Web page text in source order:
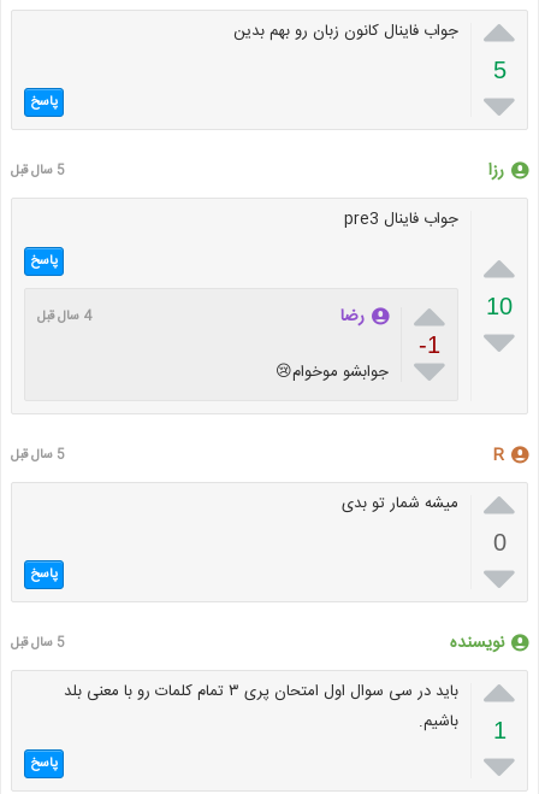

5

جواب فاینال کانون زبان رو بهم بدین
پاسخ
رزا 5 سال قبل

10

جواب فاینال pre3
پاسخ

-1

رضا 4 سال قبل
جوابشو موخوام😢
R 5 سال قبل

0

میشه شمار تو بدی
پاسخ
نویسنده 5 سال قبل

1

باید در سی سوال اول امتحان پری ۳ تمام کلمات رو با معنی بلد
باشیم.
پاسخ